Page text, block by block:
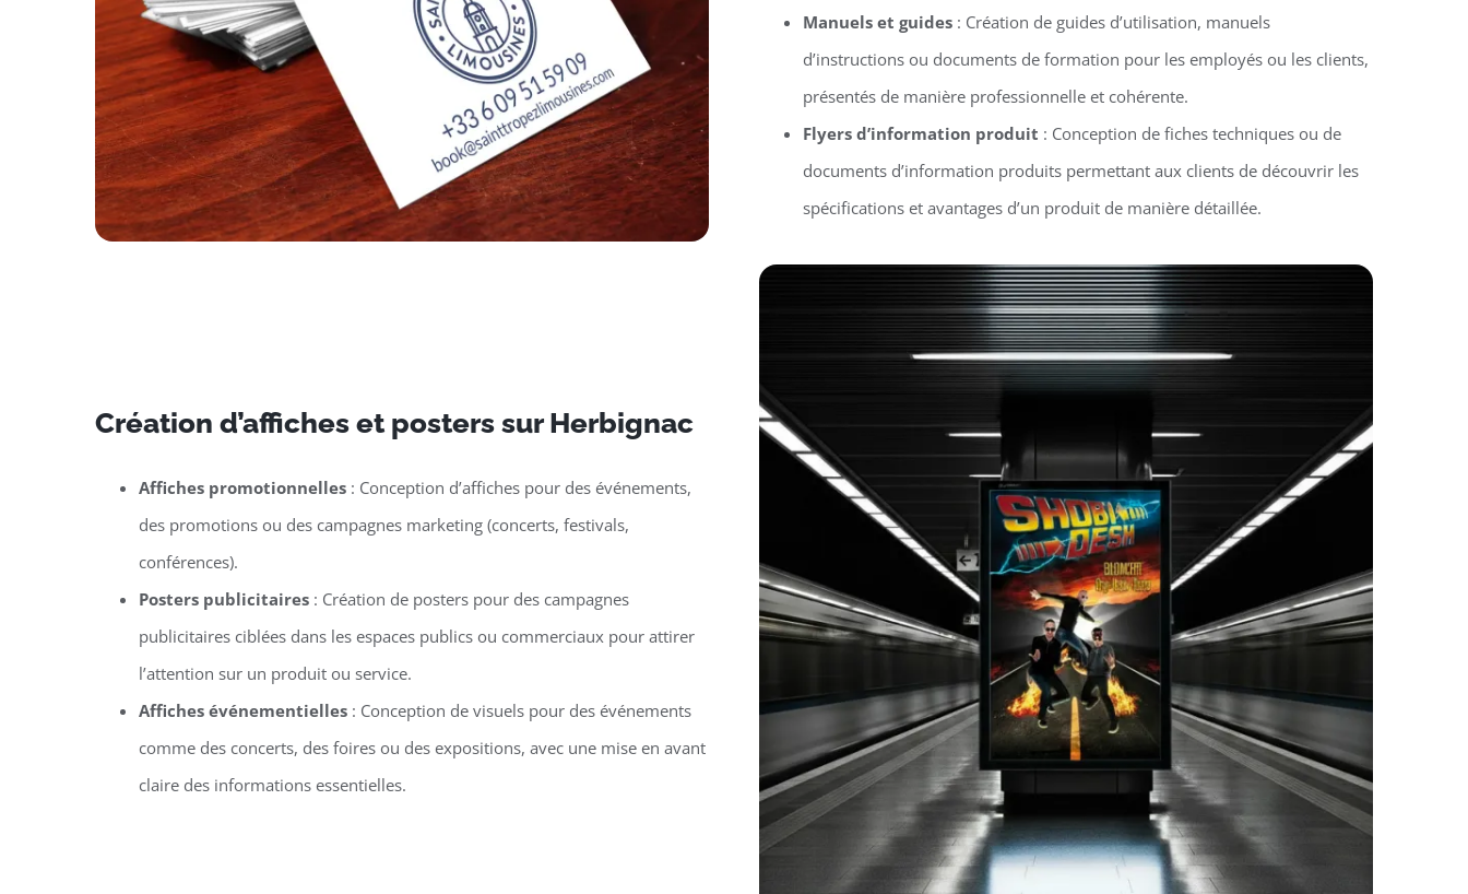
Manuels et guides : Création de guides d’utilisation, manuels
d’instructions ou documents de formation pour les employés ou les clients,
présentés de manière professionnelle et cohérente.
Flyers d’information produit : Conception de fiches techniques ou de
documents d’information produits permettant aux clients de découvrir les
spécifications et avantages d’un produit de manière détaillée.
Création d’affiches et posters sur Herbignac
Affiches promotionnelles: Conception d’affiches pour des événements,
des promotions ou des campagnes marketing (concerts, festivals,
conférences).
Posters publicitaires: Création de posters pour des campagnes
publicitaires ciblées dans les espaces publics ou commerciaux pour attirer
l’attention sur un produit ou service.
Affiches événementielles: Conception de visuels pour des événements
comme des concerts, des foires ou des expositions, avec une mise en avant
claire des informations essentielles.